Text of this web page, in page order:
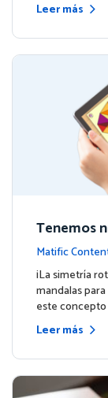
Leer más
Tenemos
dalas
Matific
¡La simetría
mandalas
este
Leer más